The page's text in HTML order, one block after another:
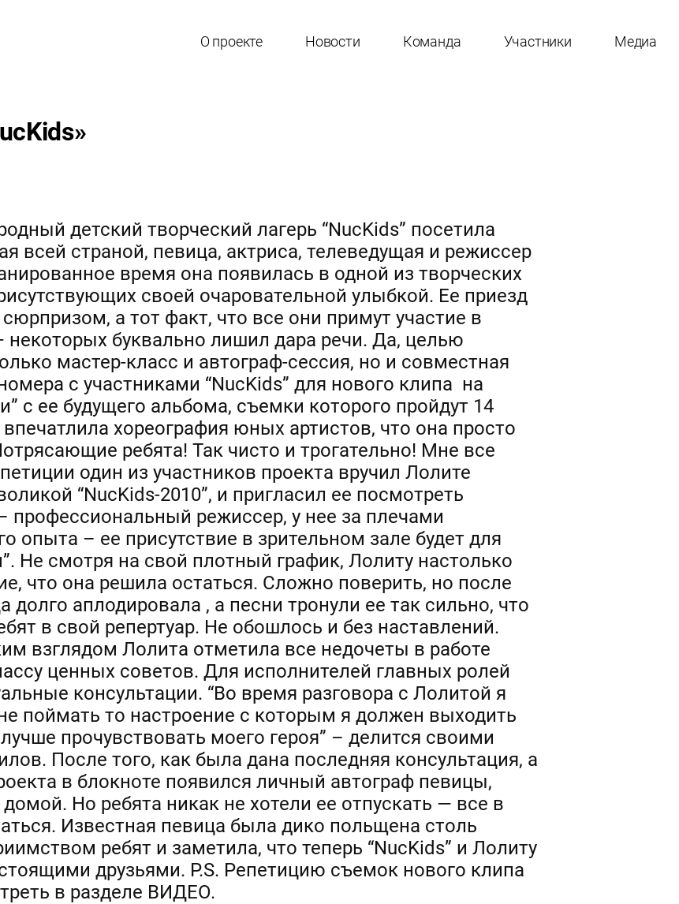
О проекте Новости Команда Участники Медиа
детский творческий лагерь “NucKids” посетила
всей страной, певица, актриса, телеведущая и режиссер
время она появилась в одной из творческих
своей очаровательной улыбкой. Ее приезд
а тот факт, что все они примут участие в
некоторых буквально лишил дара речи. Да, целью
мастер-класс и автограф-сессия, но и совместная
с участниками “NucKids” для нового клипа на
с ее будущего альбома, съемки которого пройдут 14
хореография юных артистов, что она просто
ребята! Так чисто и трогательно! Мне все
один из участников проекта вручил Лолите
“NucKids-2010”, и пригласил ее посмотреть
профессиональный режиссер, у нее за плечами
опыта – ее присутствие в зрительном зале будет для
Не смотря на свой плотный график, Лолиту настолько
что она решила остаться. Сложно поверить, но после
аплодировала , а песни тронули ее так сильно, что
в свой репертуар. Не обошлось и без наставлений.
взглядом Лолита отметила все недочеты в работе
ценных советов. Для исполнителей главных ролей
консультации. “Во время разговора с Лолитой я
поймать то настроение с которым я должен выходить
прочувствовать моего героя” – делится своими
После того, как была дана последняя консультация, а
в блокноте появился личный автограф певицы,
Но ребята никак не хотели ее отпускать — все в
Известная певица была дико польщена столь
ребят и заметила, что теперь “NucKids” и Лолиту
друзьями. P.S. Репетицию съемок нового клипа
в разделе ВИДЕО.